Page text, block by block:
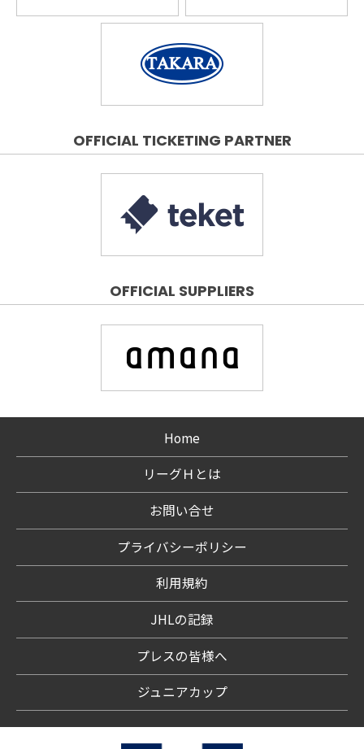
OFFICIAL TICKETING PARTNER
OFFICIAL SUPPLIERS
Home
リーグＨとは
お問い合せ
プライバシーポリシー
利用規約
JHLの記録
プレスの皆様へ
ジュニアカップ